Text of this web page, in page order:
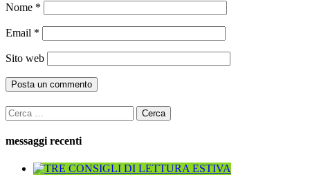
Nome *
Email *
Sito web
Ricerca
per:
messaggi recenti